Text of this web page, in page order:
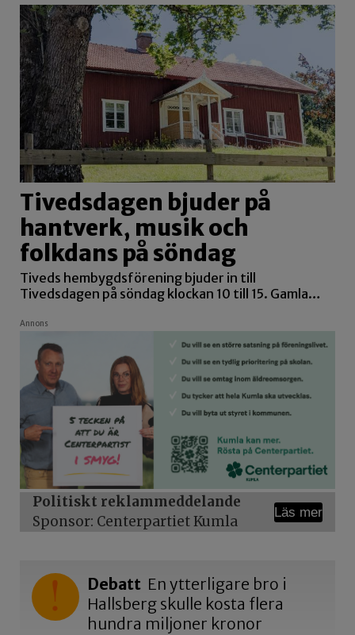
Tivedsdagen bjuder på
hantverk, musik och
folkdans på söndag
Tiveds hembygdsförening bjuder in till
Tivedsdagen på söndag klockan 10 till 15. Gamla…
Annons
Politiskt reklammeddelande
Sponsor: Centerpartiet Kumla
Läs mer
Debatt En ytterligare bro i
Hallsberg skulle kosta flera
hundra miljoner kronor